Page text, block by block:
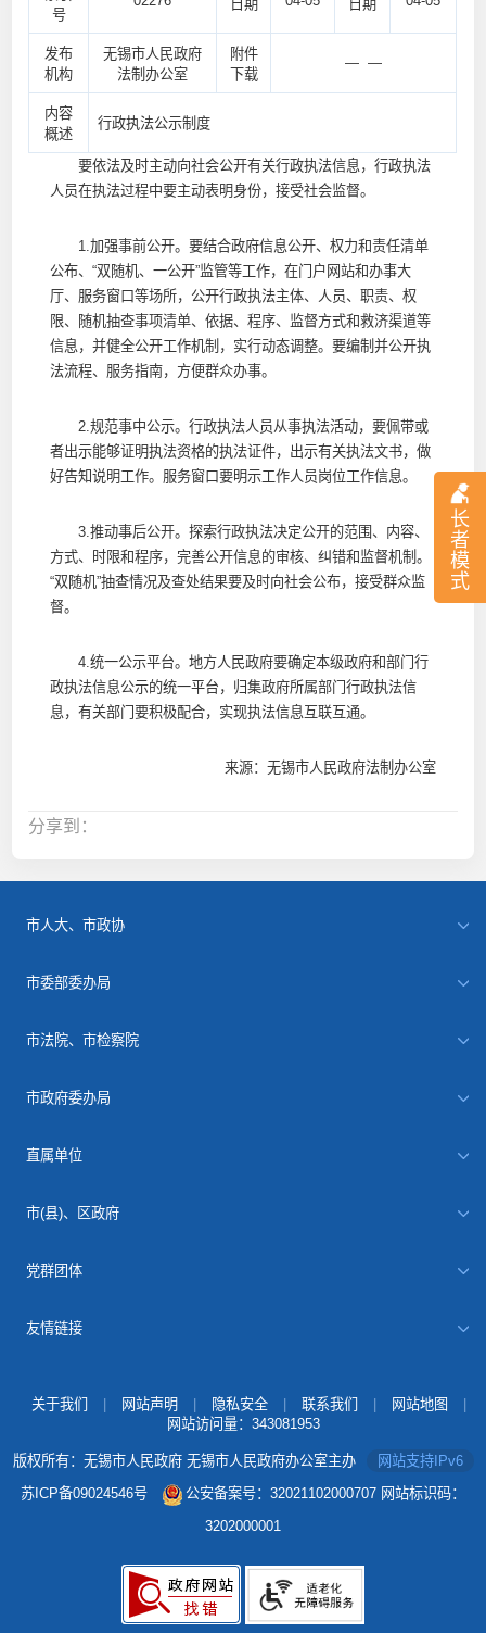
长
者
模
式
号
日期
日期
发布
机构
无锡市人民政府
法制办公室
附件
下载
— —
内容
概述
行政执法公示制度
要依法及时主动向社会公开有关行政执法信息，行政执法
人员在执法过程中要主动表明身份，接受社会监督。
1.加强事前公开。要结合政府信息公开、权力和责任清单
公布、“双随机、一公开”监管等工作，在门户网站和办事大
厅、服务窗口等场所，公开行政执法主体、人员、职责、权
限、随机抽查事项清单、依据、程序、监督方式和救济渠道等
信息，并健全公开工作机制，实行动态调整。要编制并公开执
法流程、服务指南，方便群众办事。
2.规范事中公示。行政执法人员从事执法活动，要佩带或
者出示能够证明执法资格的执法证件，出示有关执法文书，做
好告知说明工作。服务窗口要明示工作人员岗位工作信息。
3.推动事后公开。探索行政执法决定公开的范围、内容、
方式、时限和程序，完善公开信息的审核、纠错和监督机制。
“双随机”抽查情况及查处结果要及时向社会公布，接受群众监
督。
4.统一公示平台。地方人民政府要确定本级政府和部门行
政执法信息公示的统一平台，归集政府所属部门行政执法信
息，有关部门要积极配合，实现执法信息互联互通。
来源：无锡市人民政府法制办公室
分享到：
市人大、市政协
市委部委办局
市法院、市检察院
市政府委办局
直属单位
市(县)、区政府
党群团体
友情链接
关于我们 网站声明 隐私安全 联系我们 网站地图
网站访问量： 343081953
版权所有：无锡市人民政府 无锡市人民政府办公室主办
网站支持IPv6
苏ICP备09024546号
公安备案号：32021102000707 网站标识码：
3202000001